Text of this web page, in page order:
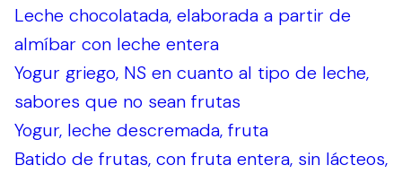
Leche chocolatada, elaborada a partir de
almíbar con leche entera
Yogur griego, NS en cuanto al tipo de leche,
sabores que no sean frutas
Yogur, leche descremada, fruta
Batido de frutas, con fruta entera, sin lácteos,